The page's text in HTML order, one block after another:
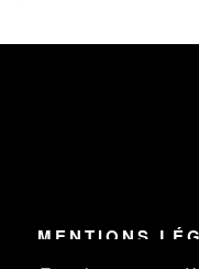
MENTIONS